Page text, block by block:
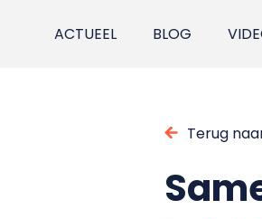
ACTUEEL BLOG
Terug